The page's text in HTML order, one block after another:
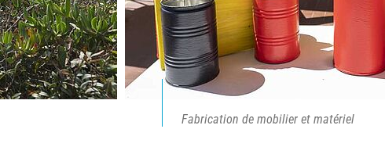
Fabrication de mobilier et matériel